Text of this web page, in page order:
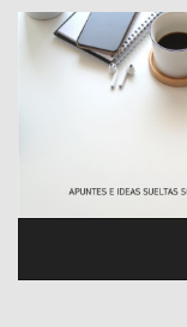
Saltar
contenido